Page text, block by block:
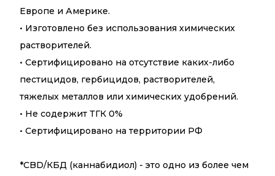
Европе и Америке.
• Изготовлено без использования химических
растворителей.
• Сертифицировано на отсутствие каких-либо
пестицидов, гербицидов, растворителей,
тяжелых металлов или химических удобрений.
• Не содержит ТГК 0%
• Сертифицировано на территории РФ
*CBD/КБД (каннабидиол) - это одно из более чем